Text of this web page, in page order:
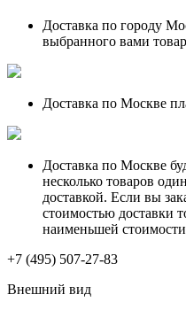
Доставка по городу
выбранного вами
Доставка по Москве
Доставка по Москве
несколько товаров
доставкой. Если вы
стоимостью доставки
наименьшей
+7 (495) 507-27-83
Внешний вид